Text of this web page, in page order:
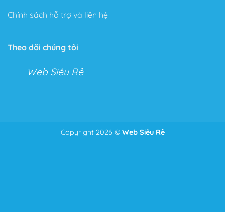
Chính sách hỗ trợ và liên hệ
Theo dõi chúng tôi
Web Siêu Rẻ
Copyright 2026 © Web Siêu Rẻ